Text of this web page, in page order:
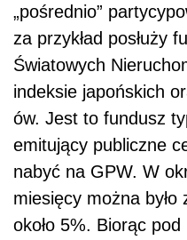
„pośrednio”
za przykład posłuży
Światowych
indeksie japońskich
ów. Jest to fundusz
emitujący publiczne
nabyć na GPW. W
miesięcy można
około 5%. Biorąc